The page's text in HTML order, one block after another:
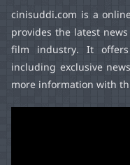
cinisuddi.com is a
provides the latest
film industry. It
including exclusive
more information with